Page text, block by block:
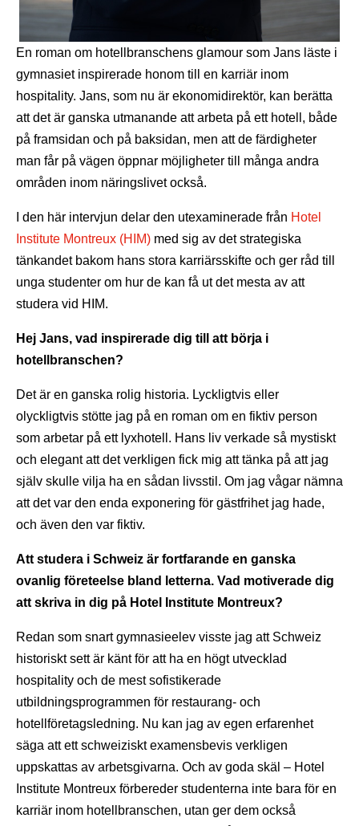
En roman om hotellbranschens glamour som Jans läste i
gymnasiet inspirerade honom till en karriär inom
hospitality. Jans, som nu är ekonomidirektör, kan berätta
att det är ganska utmanande att arbeta på ett hotell, både
på framsidan och på baksidan, men att de färdigheter
man får på vägen öppnar möjligheter till många andra
områden inom näringslivet också.
I den här intervjun delar den utexaminerade från Hotel
Institute Montreux (HIM) med sig av det strategiska
tänkandet bakom hans stora karriärsskifte och ger råd till
unga studenter om hur de kan få ut det mesta av att
studera vid HIM.
Hej Jans, vad inspirerade dig till att börja i
hotellbranschen?
Det är en ganska rolig historia. Lyckligtvis eller
olyckligtvis stötte jag på en roman om en fiktiv person
som arbetar på ett lyxhotell. Hans liv verkade så mystiskt
och elegant att det verkligen fick mig att tänka på att jag
själv skulle vilja ha en sådan livsstil. Om jag vågar nämna
att det var den enda exponering för gästfrihet jag hade,
och även den var fiktiv.
Att studera i Schweiz är fortfarande en ganska
ovanlig företeelse bland letterna. Vad motiverade dig
att skriva in dig på Hotel Institute Montreux?
Redan som snart gymnasieelev visste jag att Schweiz
historiskt sett är känt för att ha en högt utvecklad
hospitality och de mest sofistikerade
utbildningsprogrammen för restaurang- och
hotellföretagsledning. Nu kan jag av egen erfarenhet
säga att ett schweiziskt examensbevis verkligen
uppskattas av arbetsgivarna. Och av goda skäl – Hotel
Institute Montreux förbereder studenterna inte bara för en
karriär inom hotellbranschen, utan ger dem också